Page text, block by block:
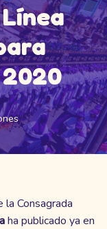
Consagrada
ha publicado ya en